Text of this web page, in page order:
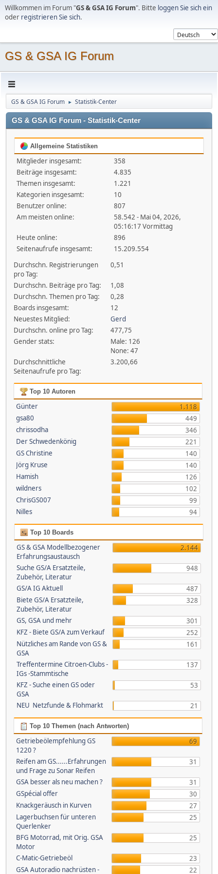
Willkommen im Forum "GS & GSA IG Forum". Bitte loggen Sie sich ein
oder registrieren Sie sich.
GS & GSA IG Forum
GS & GSA IG Forum ► Statistik-Center
GS & GSA IG Forum - Statistik-Center
Allgemeine Statistiken
Mitglieder insgesamt:
358
Beiträge insgesamt:
4.835
Themen insgesamt:
1.221
Kategorien insgesamt:
10
Benutzer online:
807
Am meisten online:
58.542 - Mai 04, 2026,
05:16:17 Vormittag
Heute online:
896
Seitenaufrufe insgesamt:
15.209.554
Durchschn. Registrierungen
pro Tag:
0,51
Durchschn. Beiträge pro Tag:
1,08
Durchschn. Themen pro Tag:
0,28
Boards insgesamt:
12
Neuestes Mitglied:
Gerd
Durchschn. online pro Tag:
477,75
Gender stats:
Male: 126
None: 47
Durchschnittliche
Seitenaufrufe pro Tag:
3.200,66
Top 10 Autoren
Günter
1.118
gsa80
449
chrissodha
346
Der Schwedenkönig
221
GS Christine
140
Jörg Kruse
140
Hamish
126
wildners
102
ChrisGS007
99
Nilles
94
Top 10 Boards
GS & GSA Modellbezogener
Erfahrungsaustausch
2.144
Suche GS/A Ersatzteile,
Zubehör, Literatur
948
GS/A IG Aktuell
487
Biete GS/A Ersatzteile,
Zubehör, Literatur
328
GS, GSA und mehr
301
KFZ - Biete GS/A zum Verkauf
252
Nützliches am Rande von GS &
GSA
161
Treffentermine Citroen-Clubs -
IGs -Stammtische
137
KFZ - Suche einen GS oder
GSA
53
NEU Netzfunde & Flohmarkt 21
Top 10 Themen (nach Antworten)
Getriebeölempfehlung GS
1220 ?
69
Reifen am GS......Erfahrungen
und Frage zu Sonar Reifen
31
GSA besser als neu machen ?
31
GSpécial offer
30
Knackgeräusch in Kurven
27
Lagerbuchsen für unteren
Querlenker
25
BFG Motorrad, mit Orig. GSA
Motor
25
C-Matic-Getriebeöl
23
GSA Autoradio nachrüsten -
22